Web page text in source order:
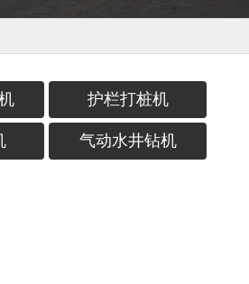
护栏打桩机
气动水井钻机